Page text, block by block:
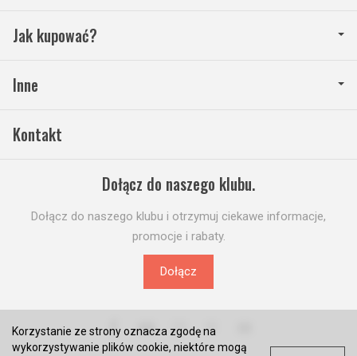
Jak kupować?
Inne
Kontakt
Dołącz do naszego klubu.
Dołącz do naszego klubu i otrzymuj ciekawe informacje,
promocje i rabaty.
Dołącz
Korzystanie ze strony oznacza zgodę na
wykorzystywanie plików cookie, niektóre mogą